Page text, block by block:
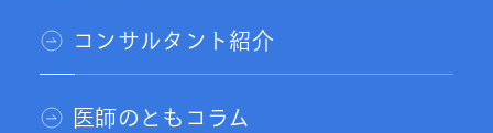
コンサルタント紹介
医師のともコラム